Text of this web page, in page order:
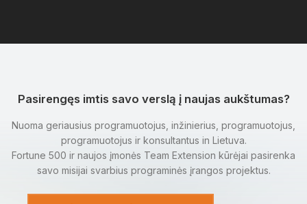
Pasirengęs imtis savo verslą į naujas aukštumas?
Nuoma geriausius programuotojus, inžinierius, programuotojus,
programuotojus ir konsultantus in Lietuva.
Fortune 500 ir naujos įmonės Team Extension kūrėjai pasirenka
savo misijai svarbius programinės įrangos projektus.